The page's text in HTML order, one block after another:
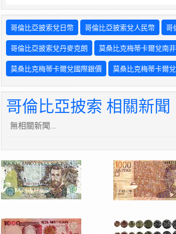
哥倫比亞披索兌日幣 哥倫比亞披索兌人民幣 哥
哥倫比亞披索兌丹麥克朗 莫桑比克梅蒂卡爾兌南
莫桑比克梅蒂卡爾兌國際銀價 莫桑比克梅蒂卡爾
哥倫比亞披索 相關新聞
無相關新聞...